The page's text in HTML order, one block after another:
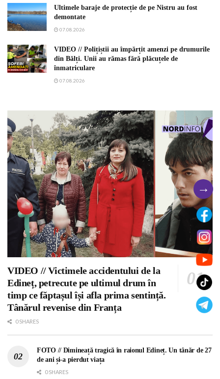
Ultimele baraje de protecție de pe Nistru au fost
demontate
07.08.2026
VIDEO // Polițiștii au împărțit amenzi pe drumurile
din Bălți. Unii au rămas fără plăcuțele de
înmatriculare
07.08.2026
VIDEO // Victimele accidentului de la
Edineț, petrecute pe ultimul drum în
timp ce făptașul își afla prima sentință.
Tânărul revenise din Franța
0 SHARES
FOTO // Dimineață tragică în raionul Edineț. Un tânăr de 27
de ani și-a pierdut viața
0 SHARES
→